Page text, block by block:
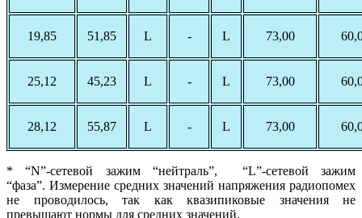
19,85 51,85 L - L 73,00
25,12 45,23 L - L 73,00
28,12 55,87 L - L 73,00
* “N”-сетевой зажим “нейтраль”, “L”-сетевой зажим
“фаза”. Измерение средних значений напряжения радиопомех
не проводилось, так как квазипиковые значения не
превышают нормы для средних значений.